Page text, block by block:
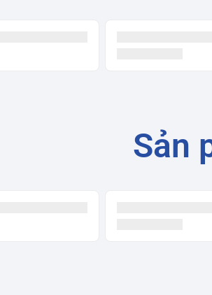
Sản